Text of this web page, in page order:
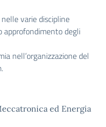
varie discipline
approfondimento degli
nell’organizzazione del
ed Energia